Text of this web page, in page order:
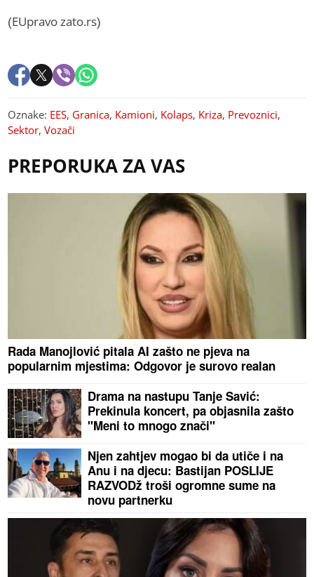
(EUpravo zato.rs)
Oznake: EES, Granica, Kamioni, Kolaps, Kriza, Prevoznici,
Sektor,Vozači
PREPORUKA ZA VAS
Rada Manojlović pitala AI zašto ne pjeva na
popularnim mjestima: Odgovor je surovo realan
Drama na nastupu Tanje Savić:
Prekinula koncert, pa objasnila zašto
"Meni to mnogo znači"
Njen zahtjev mogao bi da utiče i na
Anu i na djecu: Bastijan POSLIJE
RAZVODž troši ogromne sume na
novu partnerku